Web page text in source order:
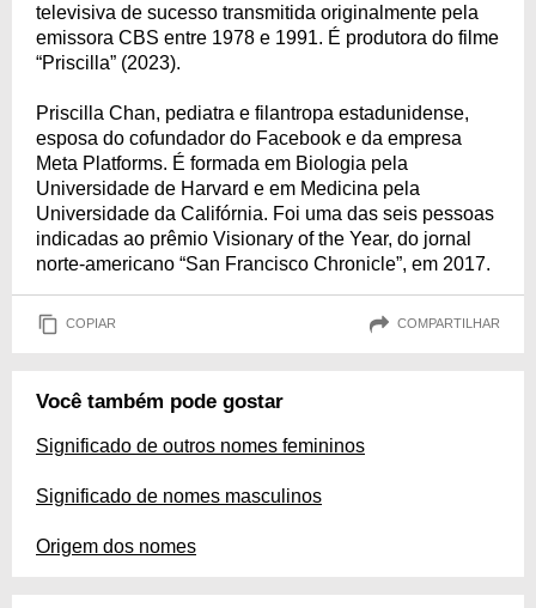
televisiva de sucesso transmitida originalmente pela
emissora CBS entre 1978 e 1991. É produtora do filme
“Priscilla” (2023).
Priscilla Chan, pediatra e filantropa estadunidense,
esposa do cofundador do Facebook e da empresa
Meta Platforms. É formada em Biologia pela
Universidade de Harvard e em Medicina pela
Universidade da Califórnia. Foi uma das seis pessoas
indicadas ao prêmio Visionary of the Year, do jornal
norte-americano “San Francisco Chronicle”, em 2017.
COPIAR COMPARTILHAR
Você também pode gostar
Significado de outros nomes femininos
Significado de nomes masculinos
Origem dos nomes